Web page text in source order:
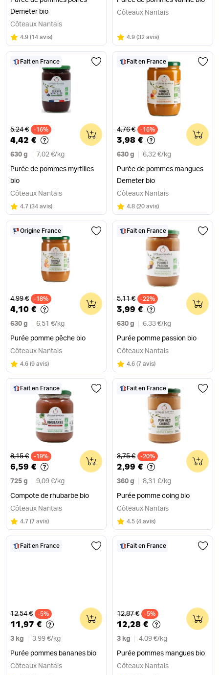
Demeter bio
Côteaux Nantais
Note
4.9 sur 5
(14 avis)
Côteaux Nantais
Note
4.9 sur 5
(32 avis)
Fait en France
Ancien prix
5,24 € -16%
4,42 €
630 g 7,02 €/ kg
Purée de pommes myrtilles
bio
0
Côteaux Nantais
Note
4.7 sur 5
(34 avis)
Fait en France
Ancien prix
4,76 € -16%
3,98 €
630 g 6,32 €/ kg
Purée de pommes mangues
Demeter bio
0
Côteaux Nantais
Note
4.8 sur 5
(20 avis)
Origine France
Ancien prix
4,99 € -18%
4,10 €
630 g 6,51 €/ kg
Purée pomme pêche bio
0
Côteaux Nantais
Note
4.6 sur 5
(9 avis)
Fait en France
Ancien prix
5,11 € -22%
3,99 €
630 g 6,33 €/ kg
Purée pomme passion bio
0
Côteaux Nantais
Note
4.6 sur 5
(7 avis)
Fait en France
Ancien prix
8,15 € -19%
6,59 €
725 g 9,09 €/ kg
Compote de rhubarbe bio
0
Côteaux Nantais
Note
4.7 sur 5
(7 avis)
Fait en France
Ancien prix
3,75 € -20%
2,99 €
360 g 8,31 €/ kg
Purée pomme coing bio
0
Côteaux Nantais
Note
4.5 sur 5
(4 avis)
Fait en France
Ancien prix
12,54 € -5%
11,97 €
3 kg 3,99 €/ kg
Purée pommes bananes bio
0
Côteaux Nantais
Fait en France
Ancien prix
12,87 € -5%
12,28 €
3 kg 4,09 €/ kg
Purée pommes mangues bio
0
Côteaux Nantais